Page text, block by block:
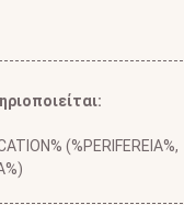
(%PERIFEREIA%,